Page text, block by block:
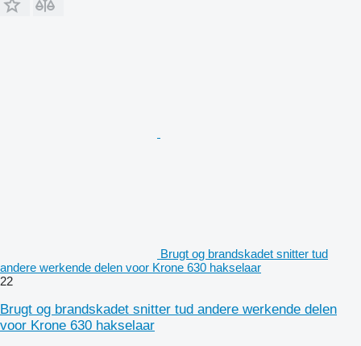
Brugt og brandskadet snitter tud
andere werkende delen voor Krone 630 hakselaar
22
Brugt og brandskadet snitter tud andere werkende delen
voor Krone 630 hakselaar